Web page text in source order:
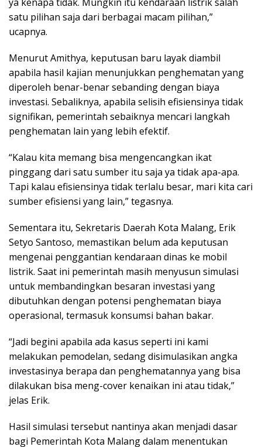
satu pilihan saja dari berbagai macam pilihan,”
ucapnya.
Menurut Amithya, keputusan baru layak diambil
apabila hasil kajian menunjukkan penghematan yang
diperoleh benar-benar sebanding dengan biaya
investasi. Sebaliknya, apabila selisih efisiensinya tidak
signifikan, pemerintah sebaiknya mencari langkah
penghematan lain yang lebih efektif.
“Kalau kita memang bisa mengencangkan ikat
pinggang dari satu sumber itu saja ya tidak apa-apa.
Tapi kalau efisiensinya tidak terlalu besar, mari kita cari
sumber efisiensi yang lain,” tegasnya.
Sementara itu, Sekretaris Daerah Kota Malang, Erik
Setyo Santoso, memastikan belum ada keputusan
mengenai penggantian kendaraan dinas ke mobil
listrik. Saat ini pemerintah masih menyusun simulasi
untuk membandingkan besaran investasi yang
dibutuhkan dengan potensi penghematan biaya
operasional, termasuk konsumsi bahan bakar.
“Jadi begini apabila ada kasus seperti ini kami
melakukan pemodelan, sedang disimulasikan angka
investasinya berapa dan penghematannya yang bisa
dilakukan bisa meng-cover kenaikan ini atau tidak,”
jelas Erik.
Hasil simulasi tersebut nantinya akan menjadi dasar
bagi Pemerintah Kota Malang dalam menentukan